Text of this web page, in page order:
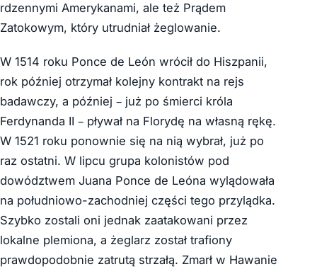
rdzennymi Amerykanami, ale też Prądem
Zatokowym, który utrudniał żeglowanie.
W 1514 roku Ponce de León wrócił do Hiszpanii,
rok później otrzymał kolejny kontrakt na rejs
badawczy, a później – już po śmierci króla
Ferdynanda II – pływał na Florydę na własną rękę.
W 1521 roku ponownie się na nią wybrał, już po
raz ostatni. W lipcu grupa kolonistów pod
dowództwem Juana Ponce de Leóna wylądowała
na południowo-zachodniej części tego przylądka.
Szybko zostali oni jednak zaatakowani przez
lokalne plemiona, a żeglarz został trafiony
prawdopodobnie zatrutą strzałą. Zmarł w Hawanie